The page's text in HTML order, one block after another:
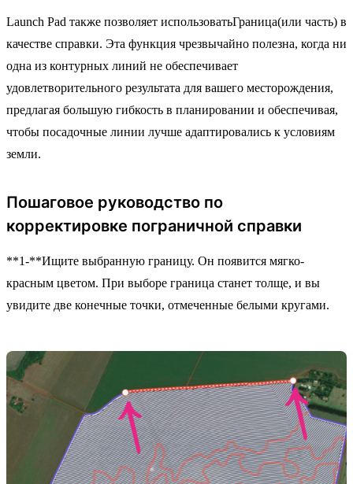
Launch Pad также позволяет использоватьГраница(или часть) в
качестве справки. Эта функция чрезвычайно полезна, когда ни
одна из контурных линий не обеспечивает
удовлетворительного результата для вашего месторождения,
предлагая большую гибкость в планировании и обеспечивая,
чтобы посадочные линии лучше адаптировались к условиям
земли.
Пошаговое руководство по
корректировке пограничной справки
**1-**Ищите выбранную границу. Он появится мягко-
красным цветом. При выборе граница станет толще, и вы
увидите две конечные точки, отмеченные белыми кругами.